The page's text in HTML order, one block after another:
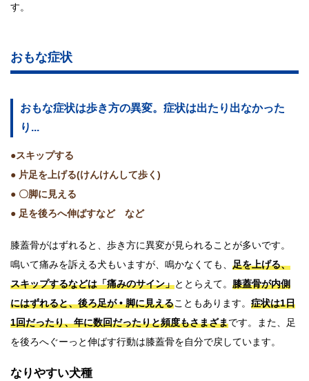
す。
おもな症状
おもな症状は歩き方の異変。症状は出たり出なかった
り...
●スキップする
● 片足を上げる(けんけんして歩く)
● 〇脚に見える
● 足を後ろへ伸ばすなど など
膝蓋骨がはずれると、歩き方に異変が見られることが多いです。
鳴いて痛みを訴える犬もいますが、鳴かなくても、 足を上げる、
スキップするなどは「痛みのサイン」ととらえて。 膝蓋骨が内側
にはずれると、後ろ足が • 脚に見えることもあります。 症状は1日
1回だったり、年に数回だったりと頻度もさまざまです。また、足
を後ろへぐーっと伸ばす行動は膝蓋骨を自分で戻しています。
なりやすい犬種